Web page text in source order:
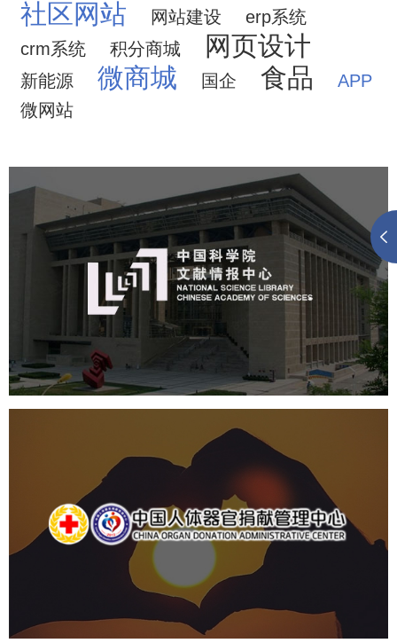
社区网站 网站建设
erp系统
crm系统
积分商城 网页设计
新能源 微商城 国企 食品
APP
微网站
中国科学院文献情报中心
网站建设 虚拟展厅
数字博物馆建设
展厅空间设计
产品展厅设计
中国人体器官捐献管理中心
国企 品牌官网 网站建设